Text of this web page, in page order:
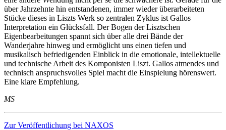
über Jahrzehnte hin entstandenen, immer wieder überarbeiteten
Stücke dieses in Liszts Werk so zentralen Zyklus ist Gallos
Interpretation ein Glücksfall. Der Bogen der Lisztschen
Eigenbearbeitungen spannt sich über alle drei Bände der
Wanderjahre hinweg und ermöglicht uns einen tiefen und
musikalisch befriedigenden Einblick in die emotionale, intellektuelle
und technische Arbeit des Komponisten Liszt. Gallos atmendes und
technisch anspruchsvolles Spiel macht die Einspielung hörenswert.
Eine klare Empfehlung.
MS
Zur Veröffentlichung bei NAXOS